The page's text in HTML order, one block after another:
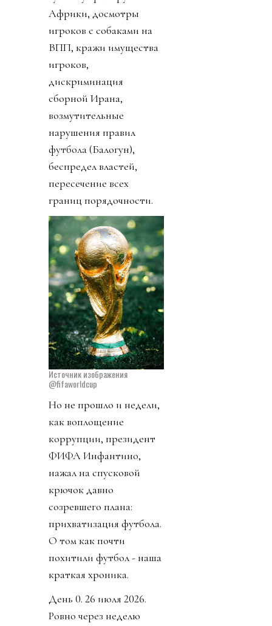
Африки, досмотры
игроков с собаками на
ВПП, кражи имущества
игроков,
дискриминация
сборной Ирана,
возмутительные
нарушения правил
футбола (Балогун),
беспредел властей,
пересечение всех
границ порядочности.
Источник изображения
@fifaworldcup
Но не прошло и недели,
как воплощение
коррупции, президент
ФИФА Инфантино,
нажал на спусковой
крючок давно
созревшего плана:
прихватизация футбола.
О том как почти
похитили футбол - наша
краткая хроника.
День 0. 26 июля 2026.
Ровно через неделю